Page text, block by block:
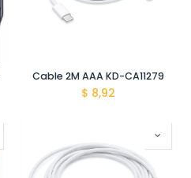
Cable 2M AAA KD-CA11279
$ 8,92